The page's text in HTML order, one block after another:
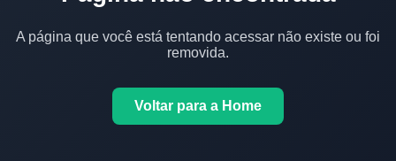
A página que você está tentando acessar não existe ou foi
removida.
Voltar para a Home